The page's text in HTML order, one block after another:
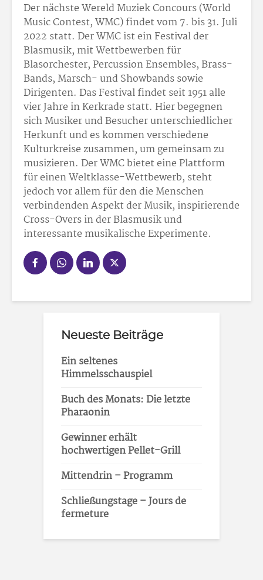
Der nächste Wereld Muziek Concours (World
Music Contest, WMC) findet vom 7. bis 31. Juli
2022 statt. Der WMC ist ein Festival der
Blasmusik, mit Wettbewerben für
Blasorchester, Percussion Ensembles, Brass-
Bands, Marsch- und Showbands sowie
Dirigenten. Das Festival findet seit 1951 alle
vier Jahre in Kerkrade statt. Hier begegnen
sich Musiker und Besucher unterschiedlicher
Herkunft und es kommen verschiedene
Kulturkreise zusammen, um gemeinsam zu
musizieren. Der WMC bietet eine Plattform
für einen Weltklasse-Wettbewerb, steht
jedoch vor allem für den die Menschen
verbindenden Aspekt der Musik, inspirierende
Cross-Overs in der Blasmusik und
interessante musikalische Experimente.
Neueste Beiträge
Ein seltenes
Himmelsschauspiel
Buch des Monats: Die letzte
Pharaonin
Gewinner erhält
hochwertigen Pellet-Grill
Mittendrin – Programm
Schließungstage – Jours de
fermeture